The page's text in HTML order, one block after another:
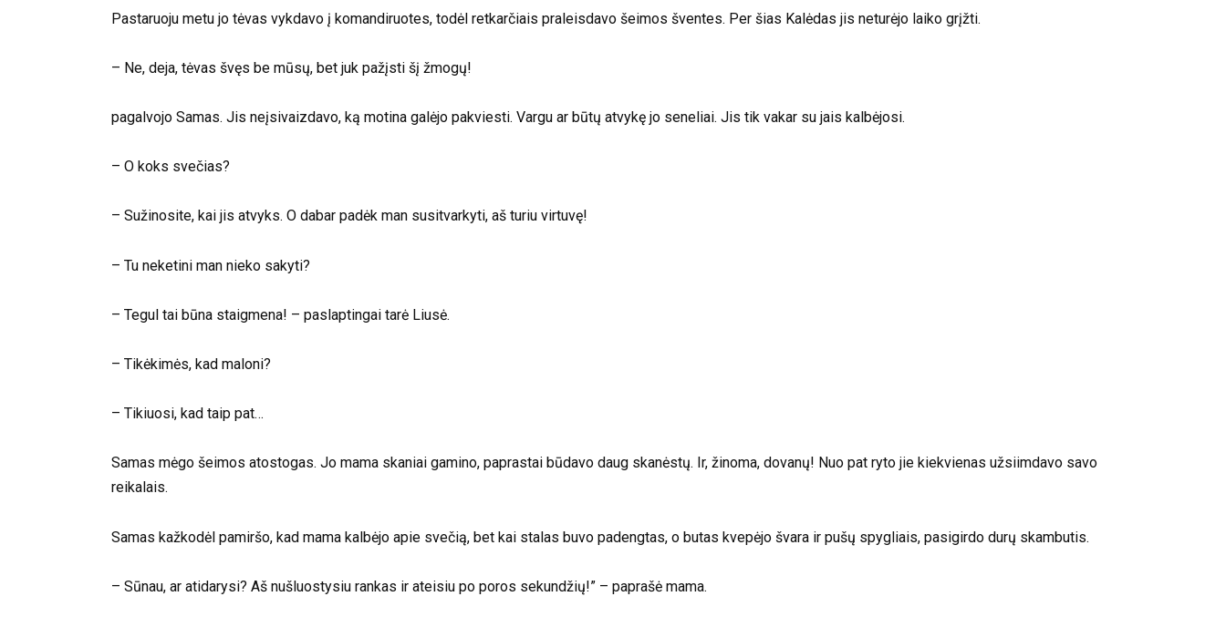
Pastaruoju metu jo tėvas vykdavo į komandiruotes, todėl retkarčiais praleisdavo šeimos šventes. Per šias Kalėdas jis neturėjo laiko grįžti.
– Ne, deja, tėvas švęs be mūsų, bet juk pažįsti šį žmogų!
pagalvojo Samas. Jis neįsivaizdavo, ką motina galėjo pakviesti. Vargu ar būtų atvykę jo seneliai. Jis tik vakar su jais kalbėjosi.
– O koks svečias?
– Sužinosite, kai jis atvyks. O dabar padėk man susitvarkyti, aš turiu virtuvę!
– Tu neketini man nieko sakyti?
– Tegul tai būna staigmena! – paslaptingai tarė Liusė.
– Tikėkimės, kad maloni?
– Tikiuosi, kad taip pat…
Samas mėgo šeimos atostogas. Jo mama skaniai gamino, paprastai būdavo daug skanėstų. Ir, žinoma, dovanų! Nuo pat ryto jie kiekvienas užsiimdavo savo
reikalais.
Samas kažkodėl pamiršo, kad mama kalbėjo apie svečią, bet kai stalas buvo padengtas, o butas kvepėjo švara ir pušų spygliais, pasigirdo durų skambutis.
– Sūnau, ar atidarysi? Aš nušluostysiu rankas ir ateisiu po poros sekundžių!” – paprašė mama.